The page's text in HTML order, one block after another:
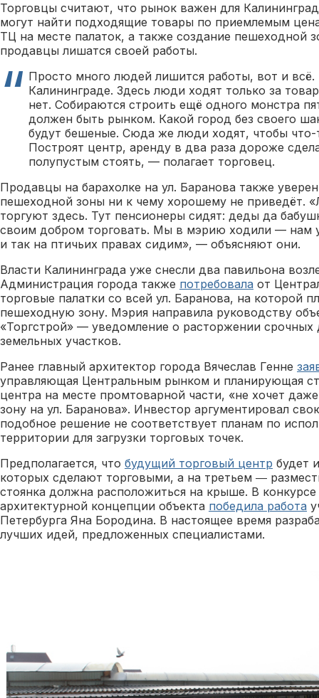
Торговцы считают, что рынок важен для
могут найти подходящие товары по приемлемым
ТЦ на месте палаток, а также создание пешеходной
продавцы лишатся своей работы.
Просто много людей лишится работы, вот и всё.
Калининграде. Здесь люди ходят только за
нет. Собираются строить ещё одного монстра
должен быть рынком. Какой город без своего
будут бешеные. Сюда же люди ходят, чтобы
Построят центр, аренду в два раза дороже
полупустым стоять, — полагает торговец.
Продавцы на барахолке на ул. Баранова также
пешеходной зоны ни к чему хорошему не приведёт.
торгуют здесь. Тут пенсионеры сидят: деды да
своим добром торговать. Мы в мэрию ходили — нам
и так на птичьих правах сидим», — объясняют они.
Власти Калининграда уже снесли два павильона
Администрация города также потребовала от
торговые палатки со всей ул. Баранова, на которой
пешеходную зону. Мэрия направила руководству
«Торгстрой» — уведомление о расторжении срочных
земельных участков.
Ранее главный архитектор города Вячеслав Генне
управляющая Центральным рынком и планирующая
центра на месте промтоварной части, «не хочет
зону на ул. Баранова». Инвестор аргументировал
подобное решение не соответствует планам по
территории для загрузки торговых точек.
Предполагается, что будущий торговый центр будет
которых сделают торговыми, а на третьем ―
стоянка должна расположиться на крыше. В конкурсе
архитектурной концепции объекта победила работа
Петербурга Яна Бородина. В настоящее время
лучших идей, предложенных специалистами.